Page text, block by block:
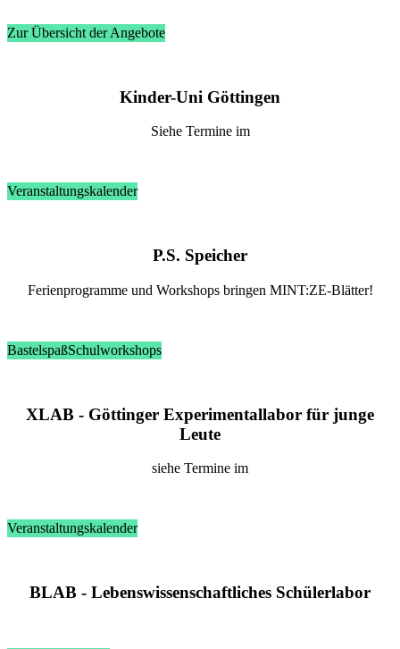
Zur Übersicht der Angebote
Kin­der-Uni Göt­tin­gen
Sie­he Ter­mi­ne im
Veranstaltungskalender
P.S. Spei­cher
Fe­ri­en­pro­gram­me und Work­shops brin­gen MINT:ZE-Blät­ter!
BastelspaßSchulworkshops
XLAB - Göt­tin­ger Ex­pe­ri­men­tal­la­bor für jun­ge
Leu­te
sie­he Ter­mi­ne im
Veranstaltungskalender
BLAB - Le­bens­wis­sen­schaft­li­ches Schü­ler­la­bor